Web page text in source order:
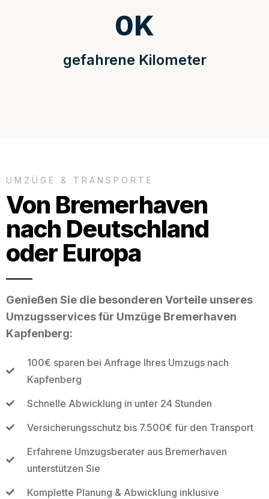
gefahrene Kilometer
0K
UMZÜGE & TRANSPORTE
Von Bremerhaven
nach Deutschland
oder Europa
Genießen Sie die besonderen Vorteile unseres
Umzugsservices für Umzüge Bremerhaven
Kapfenberg:
100€ sparen bei Anfrage Ihres Umzugs nach
Kapfenberg
Schnelle Abwicklung in unter 24 Stunden
Versicherungsschutz bis 7.500€ für den Transport
Erfahrene Umzugsberater aus Bremerhaven
unterstützen Sie
Komplette Planung & Abwicklung inklusive